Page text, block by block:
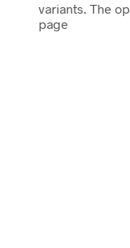
variants. The
page